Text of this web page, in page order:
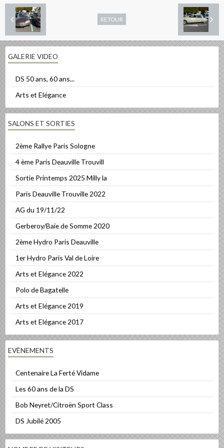
RETOUR
GALERIE VIDEO
DS 50 ans, 60 ans...
Arts et Elégance
SALONS ET SORTIES
2ème Rallye Paris Sologne
4 ème Paris Deauville Trouvill
Sortie Printemps 2025 Milly la
Paris Deauville Trouville 2022
AG du 19/11/22
Gerberoy/Baie de Somme 2020
2ème Hydro Paris Deauville
1er Hydro Paris Val de Loire
Arts et Elégance 2022
Polo de Bagatelle
Arts et Elégance 2019
Arts et Elégance 2017
EVÈNEMENTS
Centenaire La Ferté Vidame
Les 60 ans de la DS
Bob Neyret/Citroën Sport Class
DS Jubilé 2005